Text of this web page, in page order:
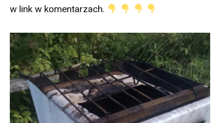
w link w komentarzach.